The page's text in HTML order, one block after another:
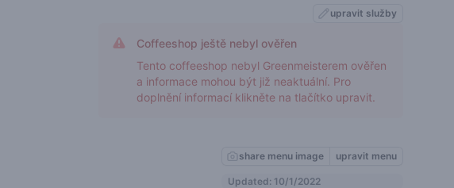
upravit služby
Coffeeshop ještě nebyl ověřen
Tento coffeeshop nebyl Greenmeisterem ověřen
a informace mohou být již neaktuální. Pro
doplnění informací klikněte na tlačítko upravit.
share menu image upravit menu
Updated: 10/1/2022